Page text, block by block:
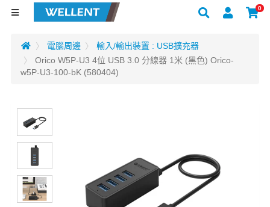
0
電腦周邊
輸入/輸出裝置 : USB擴充器
Orico W5P-U3 4位 USB 3.0 分線器 1米 (黑色) Orico-
w5P-U3-100-bK (580404)